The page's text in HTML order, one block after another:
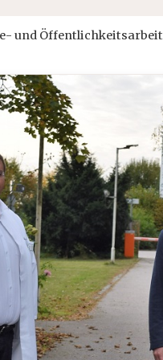
und Öffentlichkeitsarbeit